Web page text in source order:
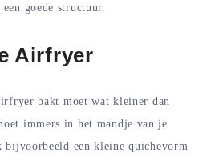
goede structuur.
Airfryer
bakt moet wat kleiner dan
immers in het mandje van je
bijvoorbeeld een kleine quichevorm